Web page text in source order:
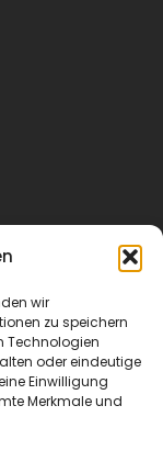
wir
zu speichern
Technologien
oder eindeutige
Einwilligung
Merkmale und